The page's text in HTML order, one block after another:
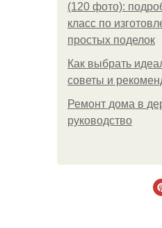
(120 фото):
класс по
простых поделок
Как выбрать
советы и
Ремонт дома в
руководство